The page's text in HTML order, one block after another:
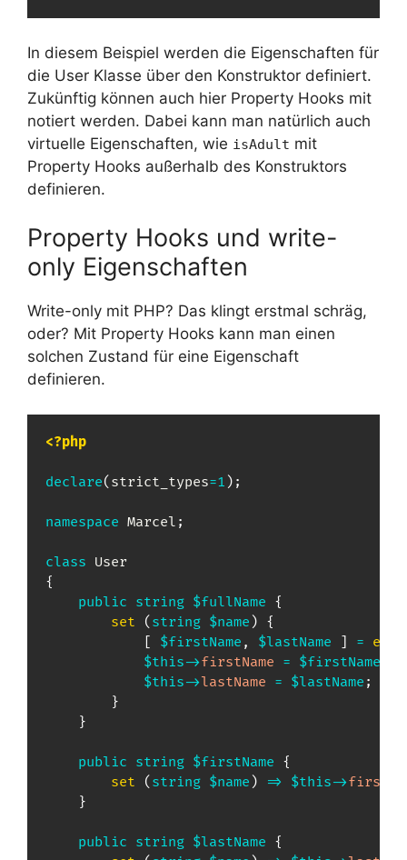
In diesem Beispiel werden die Eigenschaften für
die User Klasse über den Konstruktor definiert.
Zukünftig können auch hier Property Hooks mit
notiert werden. Dabei kann man natürlich auch
virtuelle Eigenschaften, wie isAdult mit
Property Hooks außerhalb des Konstruktors
definieren.
Property Hooks und write-
only Eigenschaften
Write-only mit PHP? Das klingt erstmal schräg,
oder? Mit Property Hooks kann man einen
solchen Zustand für eine Eigenschaft
definieren.
<?php
declare( strict_types=1 ) ;
namespace Marcel ;
class User
{
public string $fullName {
set
( string $name ) {
[
$firstName , $lastName ] =
$this->firstName = $firstName
$this->lastName = $lastName ;
}
}
public string $firstName {
set
( string $name ) => $this->
}
public string $lastName {